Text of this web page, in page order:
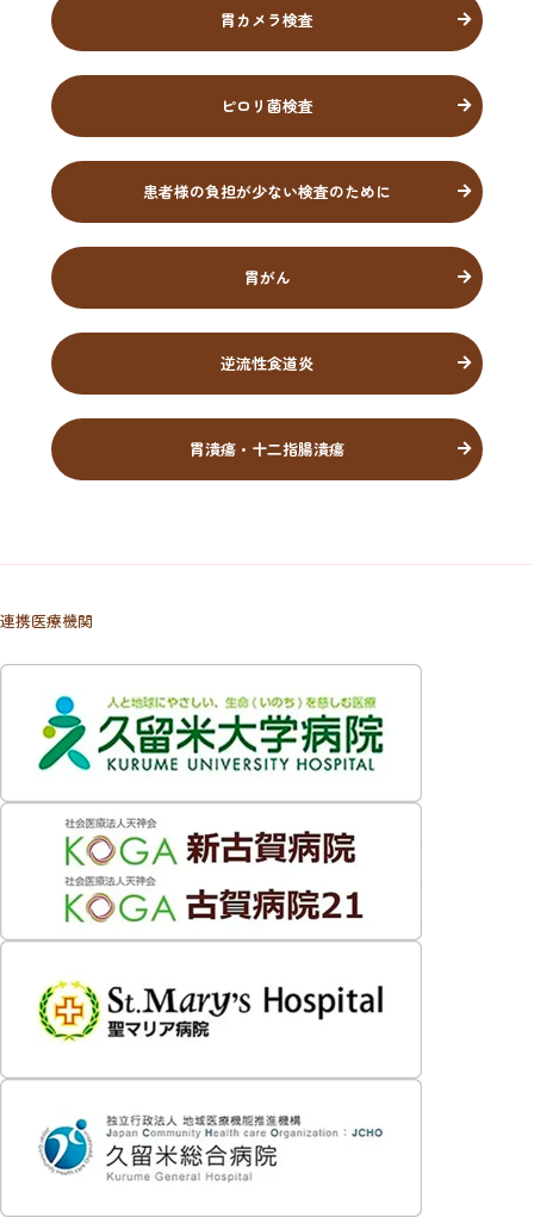
胃カメラ検査
ピロリ菌検査
患者様の負担が少ない検査のために
胃がん
逆流性食道炎
胃潰瘍・十二指腸潰瘍
連携医療機関